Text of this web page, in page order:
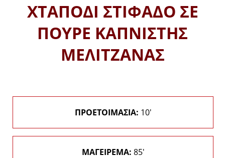
ΧΤΑΠΟΔΙ ΣΤΙΦΑΔΟ ΣΕ
ΠΟΥΡΕ ΚΑΠΝΙΣΤΗΣ
ΜΕΛΙΤΖΑΝΑΣ
ΠΡΟΕΤΟΙΜΑΣΙΑ: 10'
ΜΑΓΕΙΡΕΜΑ: 85'